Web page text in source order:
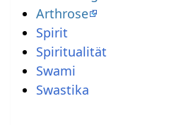
Arthrose
Spirit
Spiritualität
Swami
Swastika